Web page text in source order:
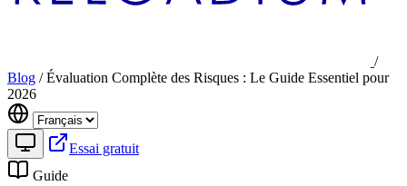
/
Blog / Évaluation Complète des Risques : Le Guide Essentiel pour
2026
Essai gratuit
Guide